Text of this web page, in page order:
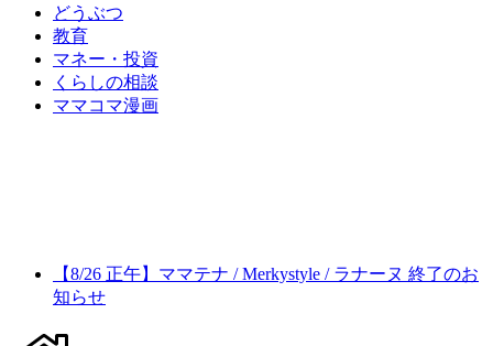
どうぶつ
教育
マネー・投資
くらしの相談
ママコマ漫画
【8/26 正午】ママテナ / Merkystyle / ラナーヌ 終了のお
知らせ